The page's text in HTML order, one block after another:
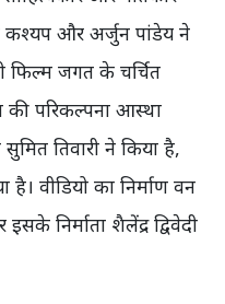
और अर्जुन पांडेय ने
फिल्म जगत के चर्चित
की परिकल्पना आस्था
सुमित तिवारी ने किया है,
वीडियो का निर्माण वन
निर्माता शैलेंद्र द्विवेदी